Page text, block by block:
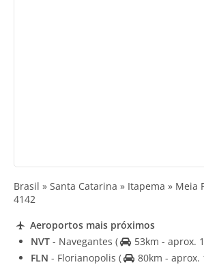
Brasil » Santa Catarina » Itapema » Meia
4142
Aeroportos mais próximos
NVT - Navegantes (
53km - aprox.
FLN - Florianopolis (
80km - aprox.